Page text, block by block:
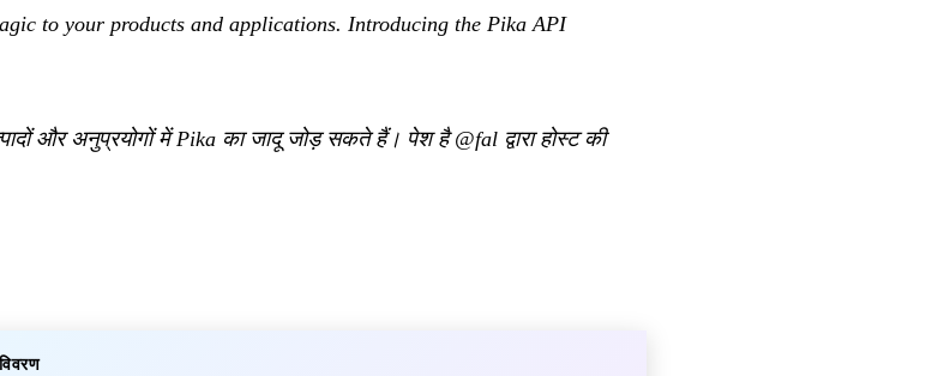
to your products and applications. Introducing the Pika API
और अनुप्रयोगों में Pika का जादू जोड़ सकते हैं। पेश है @fal द्वारा होस्ट की
विवरण